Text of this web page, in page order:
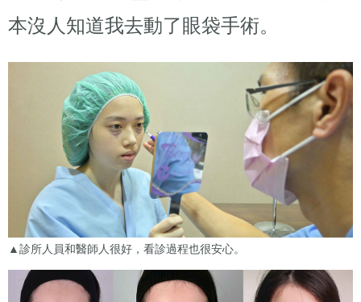
本沒人知道我去動了眼袋手術。
▲診所人員和醫師人很好，看診過程也很安心。